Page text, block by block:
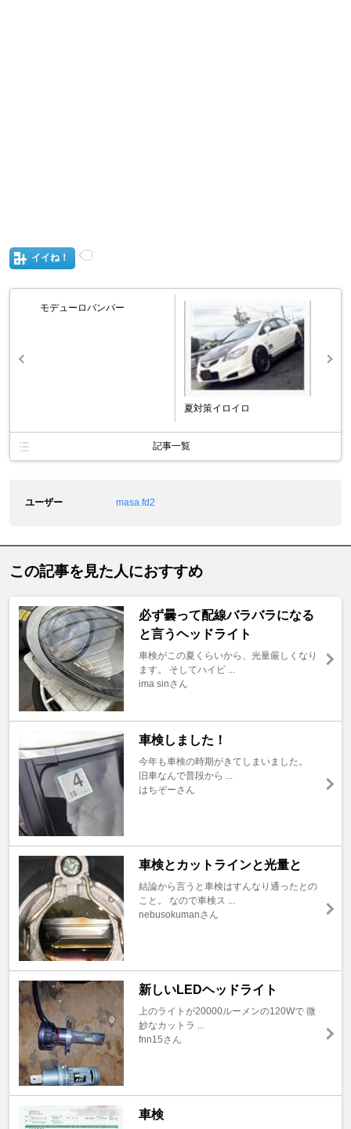
イイね！
モデューロバンパー
夏対策イロイロ
記事一覧
ユーザー masa.fd2
この記事を見た人におすすめ
必ず曇って配線バラバラになる
と言うヘッドライト
車検がこの夏くらいから、光量厳しくなり
ます。 そしてハイビ ...
ima sinさん
車検しました！
今年も車検の時期がきてしまいました。
旧車なんで普段から ...
はちぞーさん
車検とカットラインと光量と
結論から言うと車検はすんなり通ったとの
こと。 なので車検ス ...
nebusokumanさん
新しいLEDヘッドライト
上のライトが20000ルーメンの120Wで 微
妙なカットラ ...
fnn15さん
車検